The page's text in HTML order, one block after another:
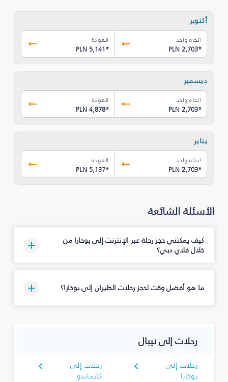
أكتوبر
اتجاه واحد
PLN 2,703*
العودة
PLN 5,141*
ديسمبر
اتجاه واحد
PLN 2,703*
العودة
PLN 4,878*
يناير
اتجاه واحد
PLN 2,703*
العودة
PLN 5,137*
الأسئلة الشائعة
كيف يمكنني حجز رحلة عبر الإنترنت إلى بوخارا من
خلال فلاي دبي؟
ما هو أفضل وقت لحجز رحلات الطيران إلى بوخارا؟
رحلات إلى نيبال
رحلات إلى
بوخارا
رحلات إلى
كاتماندو